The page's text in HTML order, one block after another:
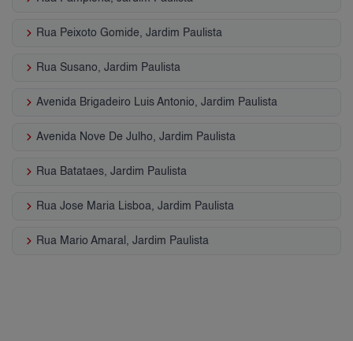
keyboard_arrow_right Rua Peixoto Gomide, Jardim Paulista
keyboard_arrow_right Rua Susano, Jardim Paulista
keyboard_arrow_right Avenida Brigadeiro Luis Antonio, Jardim Paulista
keyboard_arrow_right Avenida Nove De Julho, Jardim Paulista
keyboard_arrow_right Rua Batataes, Jardim Paulista
keyboard_arrow_right Rua Jose Maria Lisboa, Jardim Paulista
keyboard_arrow_right Rua Mario Amaral, Jardim Paulista